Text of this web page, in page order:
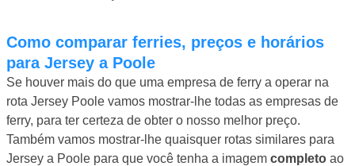
Como comparar ferries, preços e horários
para Jersey a Poole
Se houver mais do que uma empresa de ferry a operar na
rota Jersey Poole vamos mostrar-lhe todas as empresas de
ferry, para ter certeza de obter o nosso melhor preço.
Também vamos mostrar-lhe quaisquer rotas similares para
Jersey a Poole para que você tenha a imagem completo ao